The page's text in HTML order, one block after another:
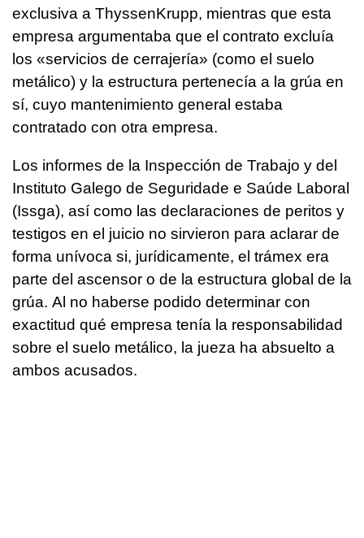
exclusiva a ThyssenKrupp, mientras que esta
empresa argumentaba que el contrato excluía
los «servicios de cerrajería» (como el suelo
metálico) y la estructura pertenecía a la grúa en
sí, cuyo mantenimiento general estaba
contratado con otra empresa.
Los informes de la Inspección de Trabajo y del
Instituto Galego de Seguridade e Saúde Laboral
(Issga), así como las declaraciones de peritos y
testigos en el juicio no sirvieron para aclarar de
forma unívoca si, jurídicamente, el trámex era
parte del ascensor o de la estructura global de la
grúa. Al no haberse podido determinar con
exactitud qué empresa tenía la responsabilidad
sobre el suelo metálico, la jueza ha absuelto a
ambos acusados.